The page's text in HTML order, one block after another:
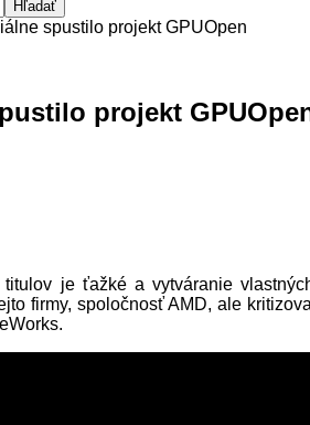
spustilo projekt GPUOpen
projekt
titulov je ťažké a vytváranie
firmy, spoločnosť AMD, ale